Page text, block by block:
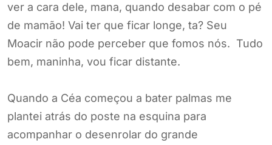
ver a cara dele, mana, quando desabar com o pé
de mamão! Vai ter que ficar longe, ta? Seu
Moacir não pode perceber que fomos nós. Tudo
bem, maninha, vou ficar distante.
Quando a Céa começou a bater palmas me
plantei atrás do poste na esquina para
acompanhar o desenrolar do grande